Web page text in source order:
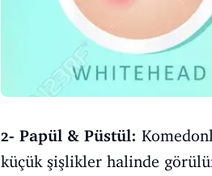
2- Papül & Püstül:
küçük şişlikler halinde